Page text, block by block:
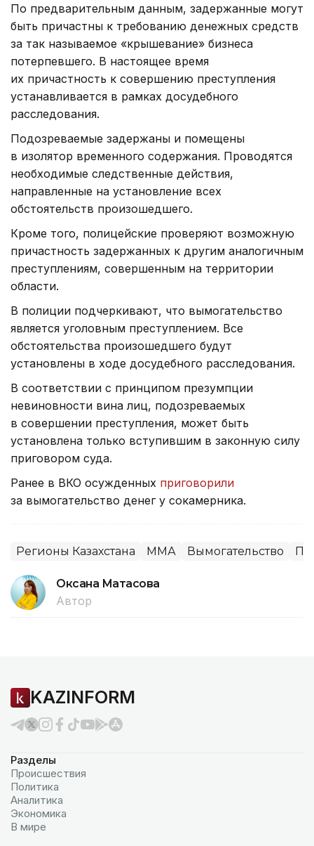
По предварительным данным, задержанные могут
быть причастны к требованию денежных средств
за так называемое «крышевание» бизнеса
потерпевшего. В настоящее время
их причастность к совершению преступления
устанавливается в рамках досудебного
расследования.
Подозреваемые задержаны и помещены
в изолятор временного содержания. Проводятся
необходимые следственные действия,
направленные на установление всех
обстоятельств произошедшего.
Кроме того, полицейские проверяют возможную
причастность задержанных к другим аналогичным
преступлениям, совершенным на территории
области.
В полиции подчеркивают, что вымогательство
является уголовным преступлением. Все
обстоятельства произошедшего будут
установлены в ходе досудебного расследования.
В соответствии с принципом презумпции
невиновности вина лиц, подозреваемых
в совершении преступления, может быть
установлена только вступившим в законную силу
приговором суда.
Ранее в ВКО осужденных приговорили
за вымогательство денег у сокамерника.
Регионы Казахстана ММА Вымогательство
Оксана Матасова
Автор
KAZINFORM
Разделы
Происшествия
Политика
Аналитика
Экономика
В мире